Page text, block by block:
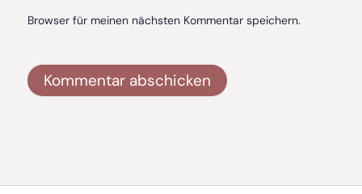
Browser für meinen nächsten Kommentar speichern.